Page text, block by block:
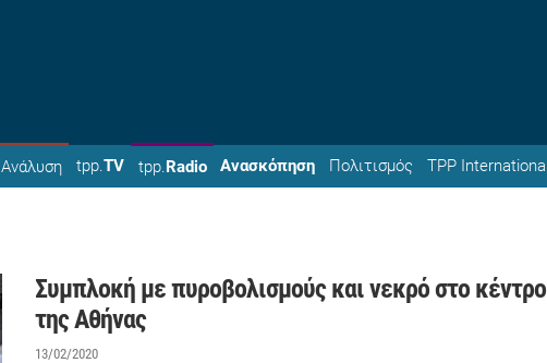
Ανάλυση tpp.TV tpp.Radio Ανασκόπηση Πολιτισμός TPP International
Συμπλοκή με πυροβολισμούς και νεκρό στο κέντρο
της Αθήνας
13/02/2020